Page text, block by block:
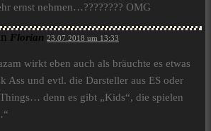
ernst nehmen…???????? OMG
Florian 23.07.2018 um 13:33
wirkt eben auch als bräuchte es etwas
Ass und evtl. die Darsteller aus ES oder
denn es gibt „Kids“, die spielen